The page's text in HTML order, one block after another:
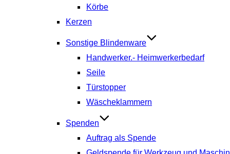
Körbe
Kerzen
Sonstige Blindenware
Handwerker.- Heimwerkerbedarf
Seile
Türstopper
Wäscheklammern
Spenden
Auftrag als Spende